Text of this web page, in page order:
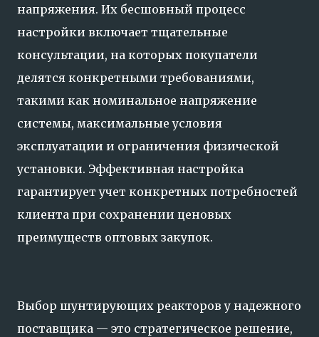
напряжения. Их бесшовный процесс
настройки включает тщательные
консультации, на которых покупатели
делятся конкретными требованиями,
такими как номинальное напряжение
системы, максимальные условия
эксплуатации и ограничения физической
установки. Эффективная настройка
гарантирует учет конкретных потребностей
клиента при сохранении ценовых
преимуществ оптовых закупок.
Выбор шунтирующих реакторов у надежного
поставщика — это стратегическое решение,